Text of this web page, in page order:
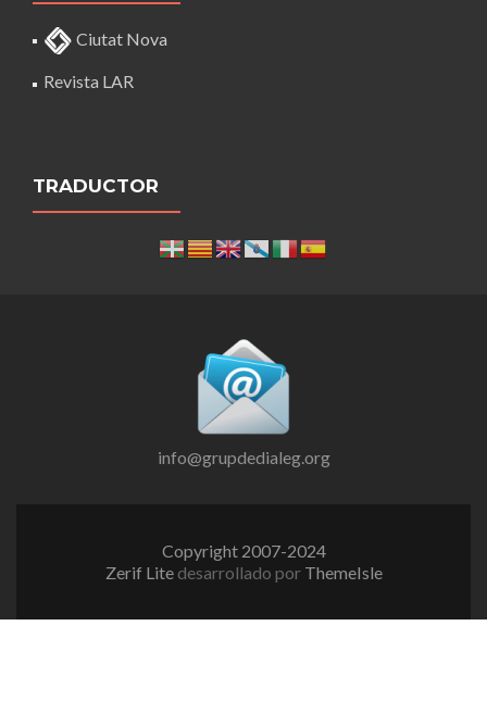
Ciutat Nova
Revista LAR
TRADUCTOR
info@grupdedialeg.org
Copyright 2007-2024
Zerif Lite desarrollado por ThemeIsle